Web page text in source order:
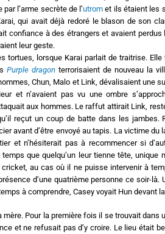
l’arme secrète de l’utrom et ils étaient les
qui avait déjà redoré le blason de son
confiance à des étrangers et avaient
leur geste.
tortues, lorsque Karai parlait de traitrise.
Purple dragon terrorisaient de nouveau la
Chun, Malo et Link, dévalisaient une
et n’avaient pas vu une ombre
aux hommes. Le raffut attirait Link,
reçut un coup de batte dans les jambes.
avant d’être envoyé au tapis. La victime
et n’hésiterait pas à recommencer si
que quelqu’un leur tienne tête, unique
au cas où il ne puisse intervenir à
d’une quatrième personne ce soir-là.
à comprendre, Casey voyait Hun devant
Pour la première fois il se trouvait dans
et ne refusait pas d’y croire. Le lieu était